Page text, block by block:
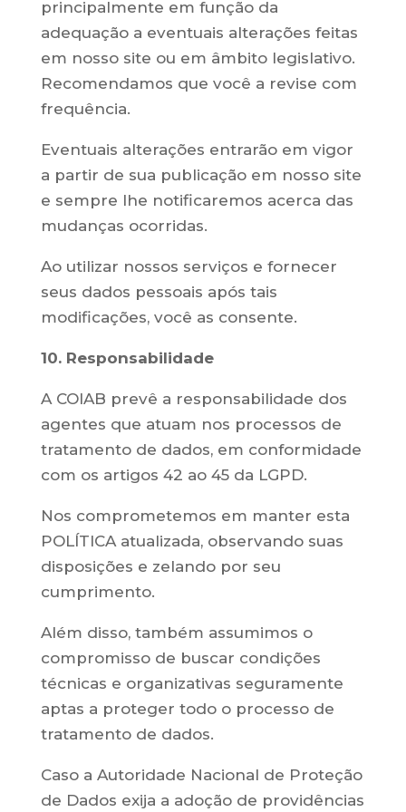
principalmente em função da
adequação a eventuais alterações feitas
em nosso site ou em âmbito legislativo.
Recomendamos que você a revise com
frequência.
Eventuais alterações entrarão em vigor
a partir de sua publicação em nosso site
e sempre lhe notificaremos acerca das
mudanças ocorridas.
Ao utilizar nossos serviços e fornecer
seus dados pessoais após tais
modificações, você as consente.
10. Responsabilidade
A COIAB prevê a responsabilidade dos
agentes que atuam nos processos de
tratamento de dados, em conformidade
com os artigos 42 ao 45 da LGPD.
Nos comprometemos em manter esta
POLÍTICA atualizada, observando suas
disposições e zelando por seu
cumprimento.
Além disso, também assumimos o
compromisso de buscar condições
técnicas e organizativas seguramente
aptas a proteger todo o processo de
tratamento de dados.
Caso a Autoridade Nacional de Proteção
de Dados exija a adoção de providências